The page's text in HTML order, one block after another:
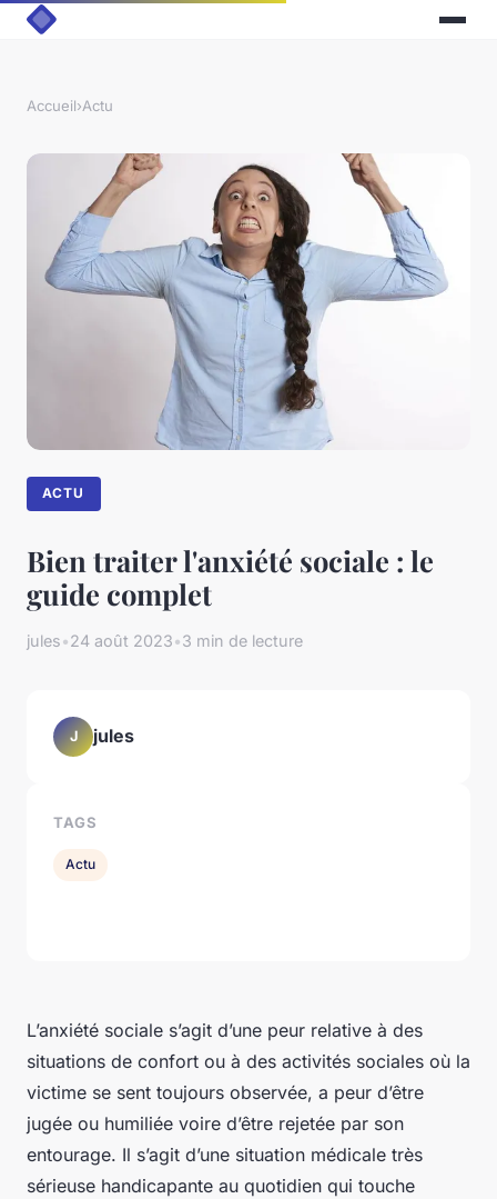
Accueil›Actu
ACTU
Bien traiter l'anxiété sociale : le
guide complet
jules•24 août 2023•3 min de lecture
L’anxiété sociale s’agit d’une peur relative à des
situations de confort ou à des activités sociales où la
victime se sent toujours observée, a peur d’être
jugée ou humiliée voire d’être rejetée par son
entourage. Il s’agit d’une situation médicale très
sérieuse handicapante au quotidien qui touche
J jules
TAGS
Actu